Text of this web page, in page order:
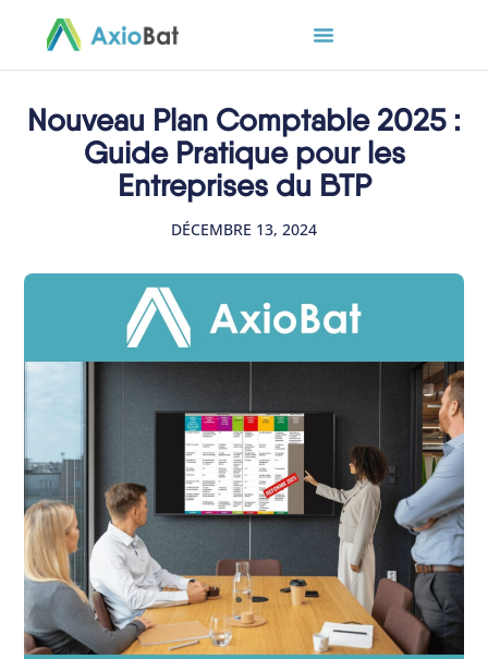
Nouveau Plan Comptable 2025 :
Guide Pratique pour les
Entreprises du BTP
DÉCEMBRE 13, 2024